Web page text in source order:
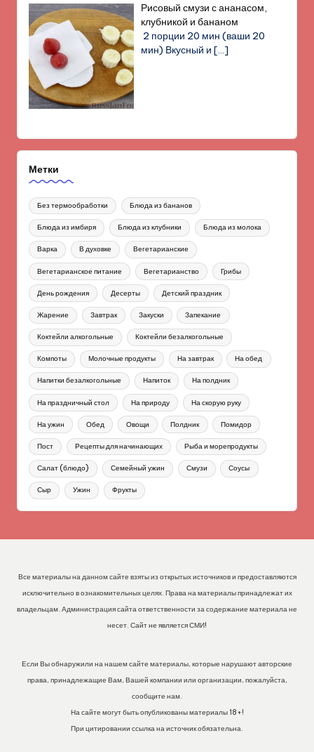
Рисовый смузи с ананасом,
клубникой и бананом
2 порции 20 мин (ваши 20
мин) Вкусный и[…]
Метки
Без термообработки Блюда из бананов
Блюда из имбиря Блюда из клубники Блюда из молока
Варка В духовке Вегетарианские
Вегетарианское питание Вегетарианство Грибы
День рождения Десерты Детский праздник
Жарение Завтрак Закуски Запекание
Коктейли алкогольные Коктейли безалкогольные
Компоты Молочные продукты На завтрак На обед
Напитки безалкогольные Напиток На полдник
На праздничный стол На природу На скорую руку
На ужин Обед Овощи Полдник Помидор
Пост Рецепты для начинающих Рыба и морепродукты
Салат (блюдо) Семейный ужин Смузи Соусы
Сыр Ужин Фрукты
Все материалы на данном сайте взяты из открытых источников и предоставляются
исключительно в ознакомительных целях. Права на материалы принадлежат их
владельцам. Администрация сайта ответственности за содержание материала не
несет. Сайт не является СМИ!
Если Вы обнаружили на нашем сайте материалы, которые нарушают авторские
права, принадлежащие Вам, Вашей компании или организации, пожалуйста,
сообщите нам.
На сайте могут быть опубликованы материалы 18+!
При цитировании ссылка на источник обязательна.